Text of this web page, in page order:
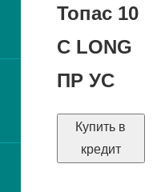
Топас 10
С LONG
ПР УС
Купить в
кредит